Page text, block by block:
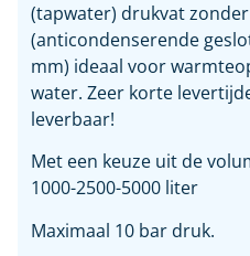
(tapwater) drukvat
(anticondenserende
mm) ideaal voor
water. Zeer korte
leverbaar!
Met een keuze uit de
1000-2500-5000 liter
Maximaal 10 bar druk.